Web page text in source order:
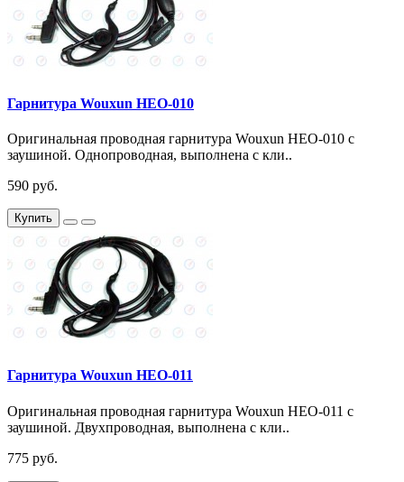
Гарнитура Wouxun HEO-010
Оригинальная проводная гарнитура Wouxun HEO-010 с
заушиной. Однопроводная, выполнена с кли..
590 руб.
Купить
Гарнитура Wouxun HEO-011
Оригинальная проводная гарнитура Wouxun HEO-011 с
заушиной. Двухпроводная, выполнена с кли..
775 руб.